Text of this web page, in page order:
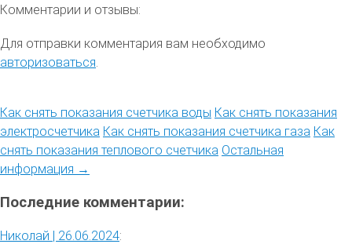
Комментарии и отзывы:
Для отправки комментария вам необходимо
авторизоваться
Как снять показания счетчика воды Как снять показания
электросчетчика Как снять показания счетчика газа Как
снять показания теплового счетчика Остальная
информация →
Последние комментарии:
Николай | 26.06.2024: